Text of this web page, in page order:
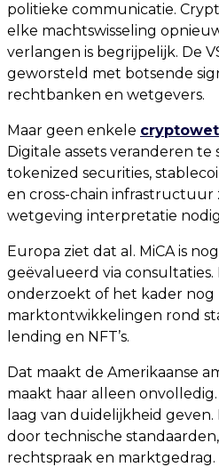
politieke communicatie.
elke machtswisseling
verlangen is begrijpelijk. De
geworsteld met botsende
rechtbanken en wetgevers.
Maar geen enkele cryptowet
Digitale assets veranderen te
tokenized securities,
en cross-chain infrastructuur
wetgeving interpretatie
Europa ziet dat al. MiCA is
geëvalueerd via consultaties.
onderzoekt of het kader nog
marktontwikkelingen rond
lending en NFT’s.
Dat maakt de Amerikaanse
maakt haar alleen
laag van duidelijkheid
door technische
rechtspraak en marktgedrag.